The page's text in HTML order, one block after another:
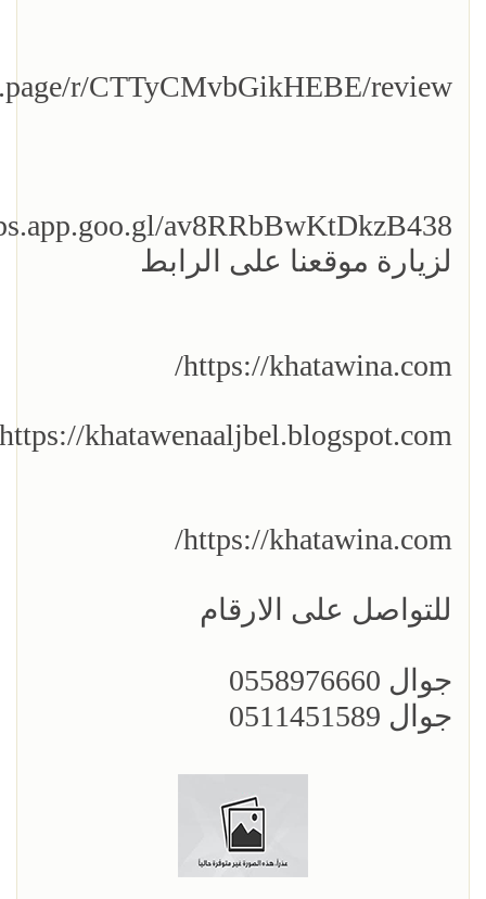
r/CTTyCMvbGikHEBE/review
av8RRbBwKtDkzB438
لزيارة موقعنا على الرابط
https://khatawina.com/
https://khatawenaaljbel.blogspot.com/
https://khatawina.com/
للتواصل على الارقام
جوال 0558976660
جوال 0511451589